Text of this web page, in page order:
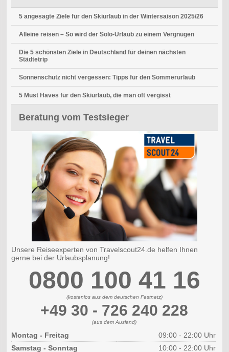
5 angesagte Ziele für den Skiurlaub in der Wintersaison 2025/26
Alleine reisen – So wird der Solo-Urlaub zu einem Vergnügen
Die 5 schönsten Ziele in Deutschland für deinen nächsten
Städtetrip
Sonnenschutz nicht vergessen: Tipps für den Sommerurlaub
5 Must Haves für den Skiurlaub, die man oft vergisst
Beratung vom Testsieger
Unsere Reiseexperten von Travelscout24.de helfen Ihnen
gerne bei der Urlaubsplanung!
0800 100 41 16
(kostenlos aus dem deutschen Festnetz)
+49 30 - 726 240 228
(aus dem Ausland)
Montag - Freitag
09:00 - 22:00 Uhr
Samstag - Sonntag
10:00 - 22:00 Uhr